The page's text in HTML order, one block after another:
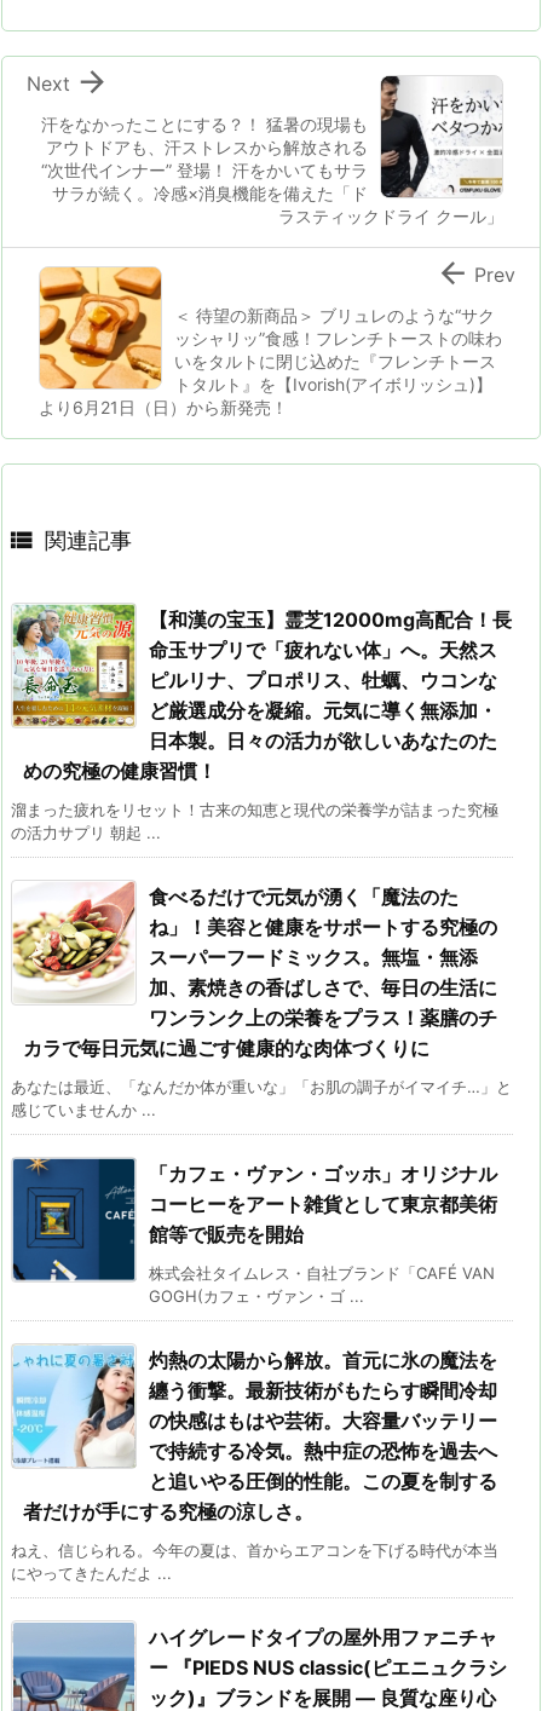
汗をなかったことにする？！ 猛暑の現場も
アウトドアも、汗ストレスから解放される
“次世代インナー” 登場！ 汗をかいてもサラ
サラが続く。冷感×消臭機能を備えた「ド
ラスティックドライ クール」

Next
＜ 待望の新商品＞ ブリュレのような“サク
ッシャリッ”食感！フレンチトーストの味わ
いをタルトに閉じ込めた『フレンチトース
トタルト』を【Ivorish(アイボリッシュ)】
より6月21日（日）から新発売！
 Prev
 関連記事
【和漢の宝玉】霊芝12000mg高配合！長
命玉サプリで「疲れない体」へ。天然ス
ピルリナ、プロポリス、牡蠣、ウコンな
ど厳選成分を凝縮。元気に導く無添加・
日本製。日々の活力が欲しいあなたのた
めの究極の健康習慣！
溜まった疲れをリセット！古来の知恵と現代の栄養学が詰まった究極
の活力サプリ 朝起 ...
食べるだけで元気が湧く「魔法のた
ね」！美容と健康をサポートする究極の
スーパーフードミックス。無塩・無添
加、素焼きの香ばしさで、毎日の生活に
ワンランク上の栄養をプラス！薬膳のチ
カラで毎日元気に過ごす健康的な肉体づくりに
あなたは最近、「なんだか体が重いな」「お肌の調子がイマイチ…」と
感じていませんか ...
「カフェ・ヴァン・ゴッホ」オリジナル
コーヒーをアート雑貨として東京都美術
館等で販売を開始
株式会社タイムレス・自社ブランド「CAFÉ VAN
GOGH(カフェ・ヴァン・ゴ ...
灼熱の太陽から解放。首元に氷の魔法を
纏う衝撃。最新技術がもたらす瞬間冷却
の快感はもはや芸術。大容量バッテリー
で持続する冷気。熱中症の恐怖を過去へ
と追いやる圧倒的性能。この夏を制する
者だけが手にする究極の涼しさ。
ねえ、信じられる。今年の夏は、首からエアコンを下げる時代が本当
にやってきたんだよ ...
ハイグレードタイプの屋外用ファニチャ
ー 『PIEDS NUS classic(ピエニュクラシ
ック)』ブランドを展開 ― 良質な座り心